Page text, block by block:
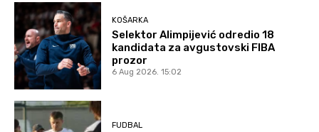
KOŠARKA
Selektor Alimpijević odredio 18
kandidata za avgustovski FIBA
prozor
6 Aug 2026. 15:02
FUDBAL